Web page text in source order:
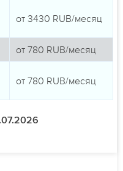
от 3430 RUB/месяц
от 780 RUB/месяц
от 780 RUB/месяц